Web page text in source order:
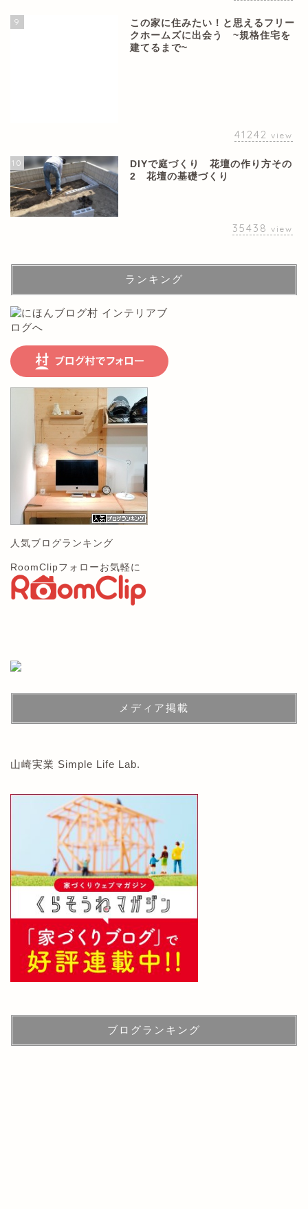
9
この家に住みたい！と思えるフリー
クホームズに出会う ~規格住宅を
建てるまで~
41242 view
10
DIYで庭づくり 花壇の作り方その
2 花壇の基礎づくり
35438 view
ランキング
人気ブログランキング
RoomClipフォローお気軽に
メディア掲載
山崎実業 Simple Life Lab.
ブログランキング